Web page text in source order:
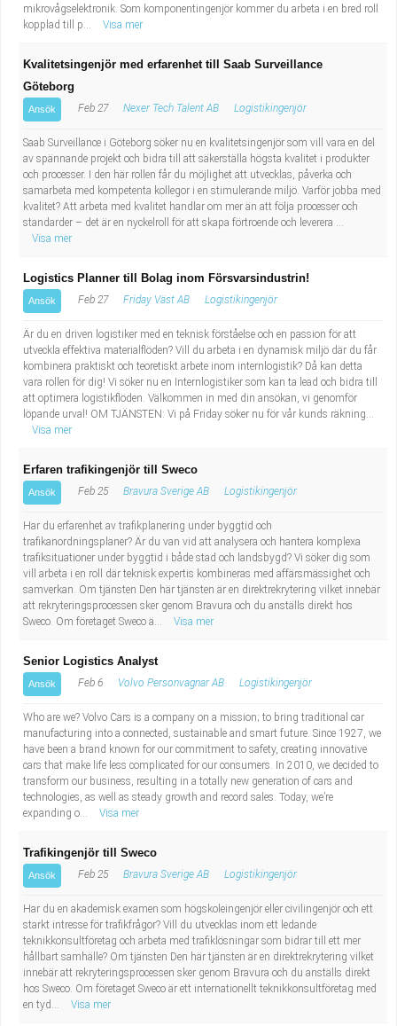
mikrovågselektronik. Som komponentingenjör kommer du arbeta i en bred roll
kopplad till p...
Visa mer
Kvalitetsingenjör med erfarenhet till Saab Surveillance
Göteborg
Ansök Feb 27 Nexer Tech Talent AB Logistikingenjör
Saab Surveillance i Göteborg söker nu en kvalitetsingenjör som vill vara en del
av spännande projekt och bidra till att säkerställa högsta kvalitet i produkter
och processer. I den här rollen får du möjlighet att utvecklas, påverka och
samarbeta med kompetenta kollegor i en stimulerande miljö. Varför jobba med
kvalitet? Att arbeta med kvalitet handlar om mer än att följa processer och
standarder – det är en nyckelroll för att skapa förtroende och leverera ...
Visa mer
Logistics Planner till Bolag inom Försvarsindustrin!
Ansök Feb 27 Friday Väst AB Logistikingenjör
Är du en driven logistiker med en teknisk förståelse och en passion för att
utveckla effektiva materialflöden? Vill du arbeta i en dynamisk miljö där du får
kombinera praktiskt och teoretiskt arbete inom internlogistik? Då kan detta
vara rollen för dig! Vi söker nu en Internlogistiker som kan ta lead och bidra till
att optimera logistikflöden. Välkommen in med din ansökan, vi genomför
löpande urval! OM TJÄNSTEN: Vi på Friday söker nu för vår kunds räkning...
Visa mer
Erfaren trafikingenjör till Sweco
Ansök Feb 25 Bravura Sverige AB Logistikingenjör
Har du erfarenhet av trafikplanering under byggtid och
trafikanordningsplaner? Är du van vid att analysera och hantera komplexa
trafiksituationer under byggtid i både stad och landsbygd? Vi söker dig som
vill arbeta i en roll där teknisk expertis kombineras med affärsmässighet och
samverkan. Om tjänsten Den här tjänsten är en direktrekrytering vilket innebär
att rekryteringsprocessen sker genom Bravura och du anställs direkt hos
Sweco. Om företaget Sweco ä...
Visa mer
Senior Logistics Analyst
Ansök Feb 6 Volvo Personvagnar AB Logistikingenjör
Who are we? Volvo Cars is a company on a mission; to bring traditional car
manufacturing into a connected, sustainable and smart future. Since 1927, we
have been a brand known for our commitment to safety, creating innovative
cars that make life less complicated for our consumers. In 2010, we decided to
transform our business, resulting in a totally new generation of cars and
technologies, as well as steady growth and record sales. Today, we’re
expanding o...
Visa mer
Trafikingenjör till Sweco
Ansök Feb 25 Bravura Sverige AB Logistikingenjör
Har du en akademisk examen som högskoleingenjör eller civilingenjör och ett
starkt intresse för trafikfrågor? Vill du utvecklas inom ett ledande
teknikkonsultföretag och arbeta med trafiklösningar som bidrar till ett mer
hållbart samhälle? Om tjänsten Den här tjänsten är en direktrekrytering vilket
innebär att rekryteringsprocessen sker genom Bravura och du anställs direkt
hos Sweco. Om företaget Sweco är ett internationellt teknikkonsultföretag med
en tyd...
Visa mer